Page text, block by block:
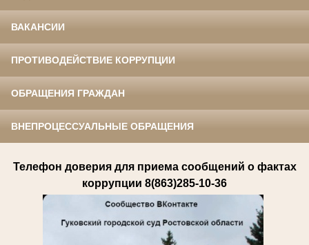
ВАКАНСИИ
ПРОТИВОДЕЙСТВИЕ КОРРУПЦИИ
ОБРАЩЕНИЯ ГРАЖДАН
ВНЕПРОЦЕССУАЛЬНЫЕ ОБРАЩЕНИЯ
Телефон доверия для приема сообщений о фактах
коррупции 8(863)285-10-36